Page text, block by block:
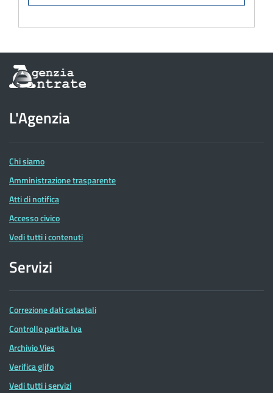
Informazioni
sul
dell'Agenzia
delle
Entrate
L'Agenzia
Chi siamo
Amministrazione trasparente
Atti di notifica
Accesso civico
Vedi tutti i contenuti
Servizi
Correzione dati catastali
Controllo partita Iva
Archivio Vies
Verifica glifo
Vedi tutti i servizi